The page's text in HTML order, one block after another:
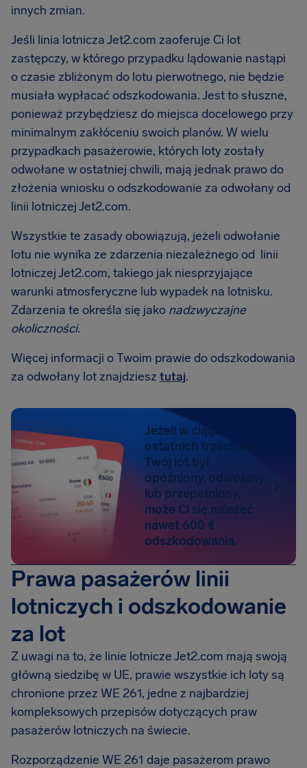
innych zmian.
Jeśli linia lotnicza Jet2.com zaoferuje Ci lot
zastępczy, w którego przypadku lądowanie nastąpi
o czasie zbliżonym do lotu pierwotnego, nie będzie
musiała wypłacać odszkodowania. Jest to słuszne,
ponieważ przybędziesz do miejsca docelowego przy
minimalnym zakłóceniu swoich planów. W wielu
przypadkach pasażerowie, których loty zostały
odwołane w ostatniej chwili, mają jednak prawo do
złożenia wniosku o odszkodowanie za odwołany od
linii lotniczej Jet2.com.
Wszystkie te zasady obowiązują, jeżeli odwołanie
lotu nie wynika ze zdarzenia niezależnego od linii
lotniczej Jet2.com, takiego jak niesprzyjające
warunki atmosferyczne lub wypadek na lotnisku.
Zdarzenia te określa się jako nadzwyczajne
okoliczności.
Więcej informacji o Twoim prawie do odszkodowania
za odwołany lot znajdziesz tutaj.
Jeżeli w ciągu
ostatnich trzech lat
Twój lot był
opóźniony, odwołany
lub przepełniony,
może Ci się należeć
nawet 600 €
odszkodowania.
Prawa pasażerów linii
lotniczych i odszkodowanie
za lot
Z uwagi na to, że linie lotnicze Jet2.com mają swoją
główną siedzibę w UE, prawie wszystkie ich loty są
chronione przez WE 261, jedne z najbardziej
kompleksowych przepisów dotyczących praw
pasażerów lotniczych na świecie.
Rozporządzenie WE 261 daje pasażerom prawo